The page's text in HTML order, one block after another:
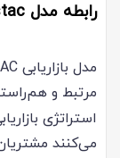
رابطه مدل sostac با باشگاه مشتریان
مرتبط و
استراتژی
می‌کنند